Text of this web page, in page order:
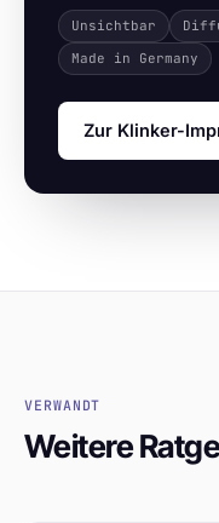
Unsichtbar
Made in Germany
Zur Klinker-
VERWANDT
Weitere